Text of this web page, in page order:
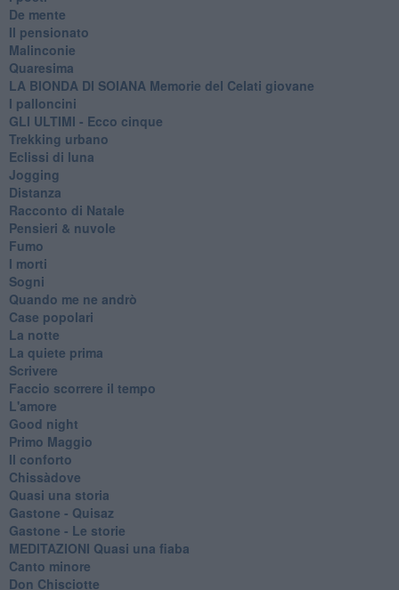
De mente
Il pensionato
Malinconie
Quaresima
LA BIONDA DI SOIANA Memorie del Celati giovane
I palloncini
GLI ULTIMI - Ecco cinque
Trekking urbano
Eclissi di luna
Jogging
Distanza
Racconto di Natale
Pensieri & nuvole
Fumo
I morti
Sogni
Quando me ne andrò
Case popolari
La notte
La quiete prima
Scrivere
Faccio scorrere il tempo
L'amore
Good night
Primo Maggio
Il conforto
Chissàdove
Quasi una storia
Gastone - Quisaz
Gastone - Le storie
MEDITAZIONI Quasi una fiaba
Canto minore
Don Chisciotte